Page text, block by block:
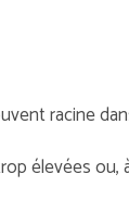
racine
élevées ou,